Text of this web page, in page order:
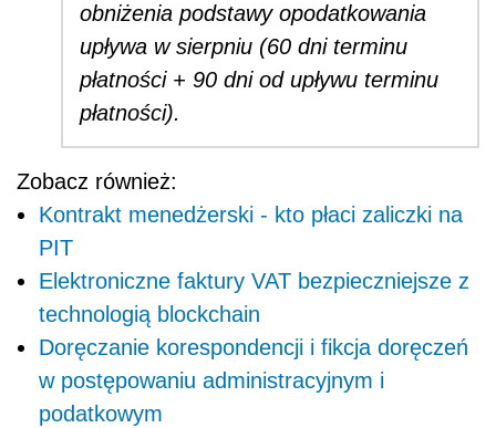
obniżenia podstawy opodatkowania
upływa w sierpniu (60 dni terminu
płatności + 90 dni od upływu terminu
płatności).
Zobacz również:
Kontrakt menedżerski - kto płaci zaliczki na
PIT
Elektroniczne faktury VAT bezpieczniejsze z
technologią blockchain
Doręczanie korespondencji i fikcja doręczeń
w postępowaniu administracyjnym i
podatkowym